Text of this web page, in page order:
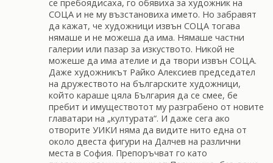
се пребоядисаха, го обявиха за художник на
СОЦА и не му възстановиха името. Но забравят
да кажат, че художници извън СОЦА тогава
нямаше и не можеша да има. Нямаше частни
галерии или пазар за изкуството. Никой не
можеше да има ателие и да твори извън СОЦА.
Даже художникът Райко Алексиев председател
на дружеството на българските художници,
който караше цяла България да се смее, бе
пребит и имуществотот му разграбено от новите
главатари на „културата“. И даже сега ако
отворите УИКИ няма да видите нито една от
около двеста фигури на Далчев на различни
места в София. Препоръчват го като